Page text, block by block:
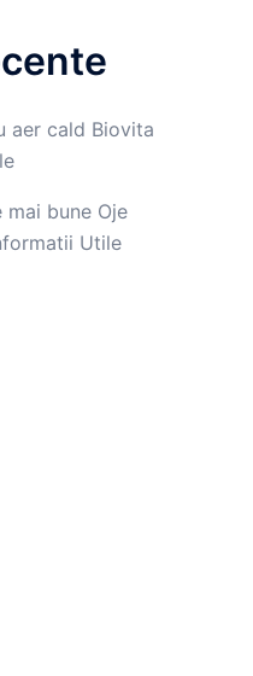
aer cald Biovita
mai bune Oje
Utile